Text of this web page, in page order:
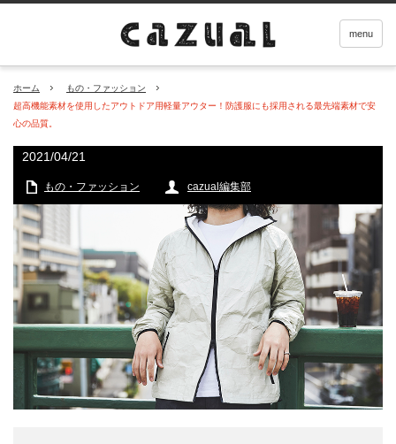
menu
ホーム
もの・ファッション
超高機能素材を使用したアウトドア用軽量アウター！防護服にも採用される最先端素材で安
心の品質。
2021/04/21
もの・ファッション cazual編集部